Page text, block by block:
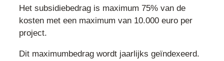
Het subsidiebedrag is maximum 75% van de
kosten met een maximum van 10.000 euro per
project.
Dit maximumbedrag wordt jaarlijks geïndexeerd.